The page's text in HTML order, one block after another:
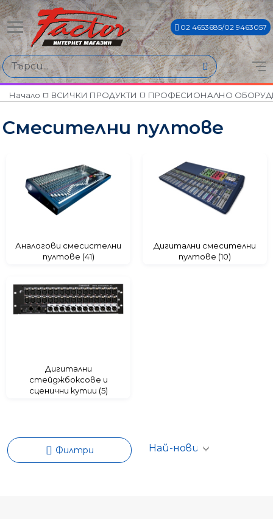
02 4653685/02 9463057
Намери продукти по
Цена
€84€ - €6750€
Марки
JBL
MARK
SHURE
TOA
WORK
Начало ВСИЧКИ ПРОДУКТИ ПРОФЕСИОНАЛНО
Смесителни пултове
Аналогови смесистелни
пултове (41)
Дигитални смесителни
пултове (10)
Дигитални
стейджбоксове и
сценични кутии (5)
Филтри